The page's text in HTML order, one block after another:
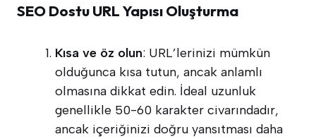
SEO Dostu URL Yapısı Oluşturma
Kısa ve öz olun: URL’lerinizi mümkün
olduğunca kısa tutun, ancak anlamlı
olmasına dikkat edin. İdeal uzunluk
genellikle 50-60 karakter civarındadır,
ancak içeriğinizi doğru yansıtması daha